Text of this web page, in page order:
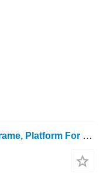
Hyundai Robex 130 Lc-3 Boom, Frame, Platform For Dismantling Nut 1438-050221-12564506